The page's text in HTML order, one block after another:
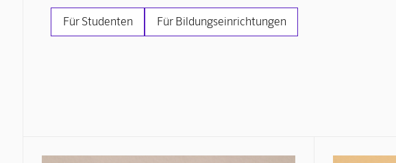
Für Studenten Für Bildungseinrichtungen